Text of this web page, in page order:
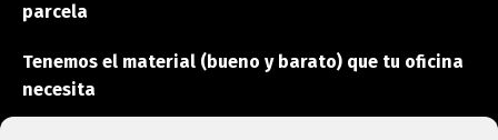
parcela
Tenemos el material (bueno y barato) que tu oficina
necesita